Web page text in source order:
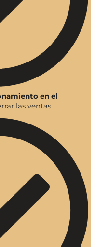
en el
las ventas